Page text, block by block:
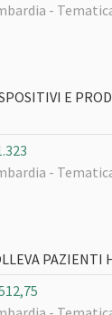
-
E
-
PAZIENTI